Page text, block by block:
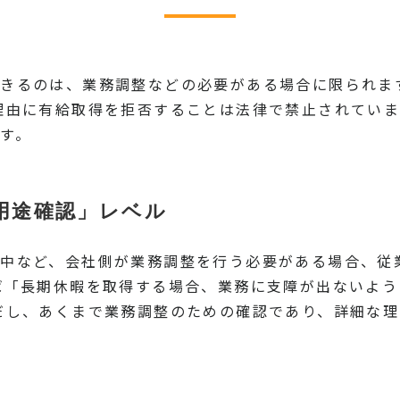
るのは、業務調整などの必要がある場合に限られ
に有給取得を拒否することは法律で禁止されてい
。
途確認」レベル
など、会社側が業務調整を行う必要がある場合、
長期休暇を取得する場合、業務に支障が出ないよ
、あくまで業務調整のための確認であり、詳細な